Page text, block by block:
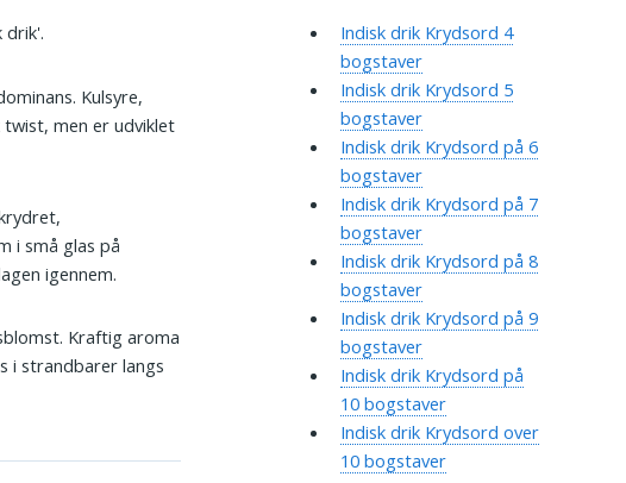
drik'.
Kulsyre,
men er udviklet
i små glas på
igennem.
Kraftig aroma
i strandbarer langs
Indisk drik Krydsord 4
bogstaver
Indisk drik Krydsord 5
bogstaver
Indisk drik Krydsord på 6
bogstaver
Indisk drik Krydsord på 7
bogstaver
Indisk drik Krydsord på 8
bogstaver
Indisk drik Krydsord på 9
bogstaver
Indisk drik Krydsord på
10 bogstaver
Indisk drik Krydsord over
10 bogstaver